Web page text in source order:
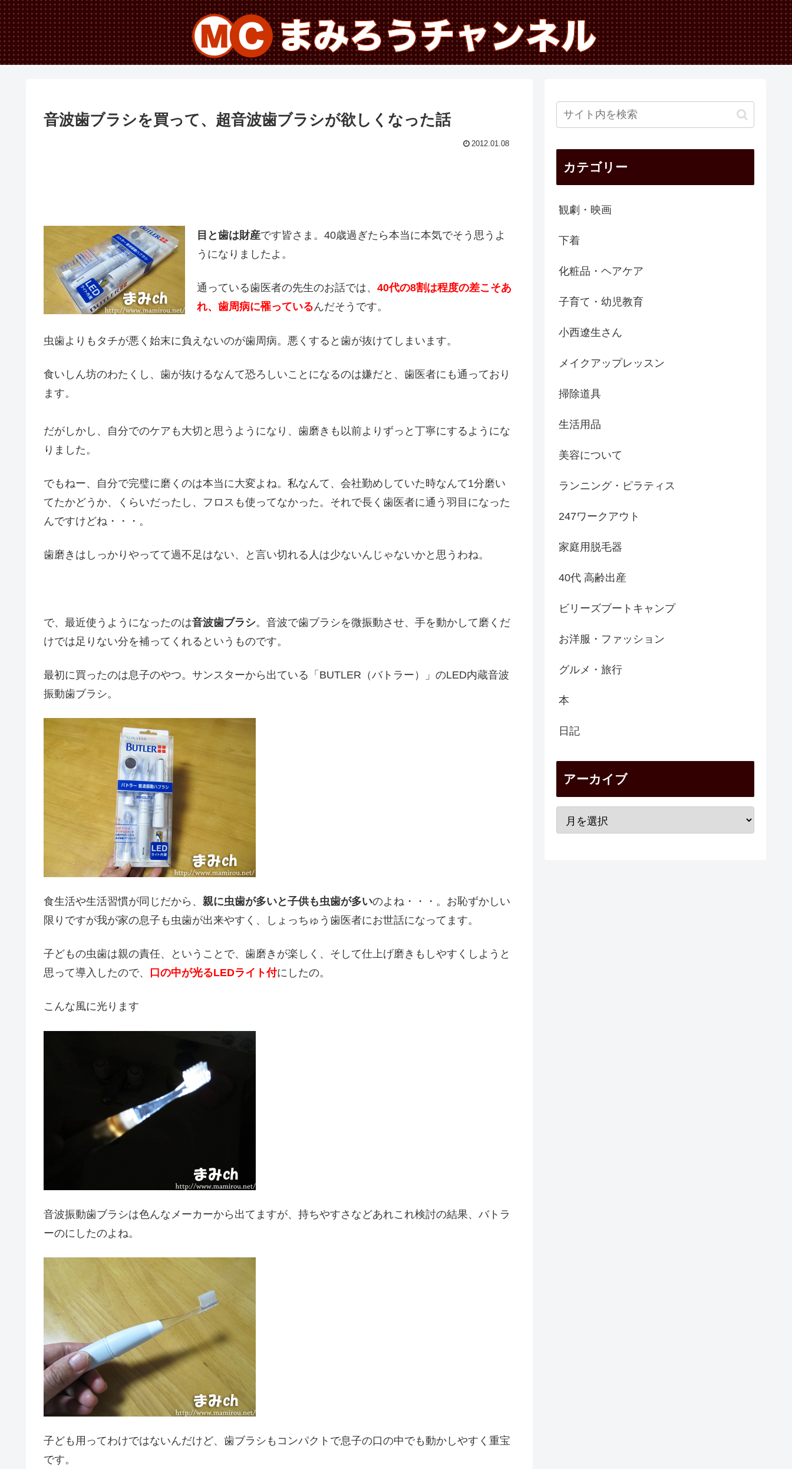
音波歯ブラシを買って、超音波歯ブラシが欲しくなった話
2012.01.08
目と歯は財産です皆さま。40歳過ぎたら本当に本気でそう思うよ
うになりましたよ。
通っている歯医者の先生のお話では、 40代の8割は程度の差こそあ
れ、歯周病に罹っているんだそうです。
虫歯よりもタチが悪く始末に負えないのが歯周病。悪くすると歯が抜けてしまいます。
食いしん坊のわたくし、歯が抜けるなんて恐ろしいことになるのは嫌だと、歯医者にも通っており
ます。
だがしかし、自分でのケアも大切と思うようになり、歯磨きも以前よりずっと丁寧にするようにな
りました。
でもねー、自分で完璧に磨くのは本当に大変よね。私なんて、会社勤めしていた時なんて1分磨い
てたかどうか、くらいだったし、フロスも使ってなかった。それで長く歯医者に通う羽目になった
んですけどね・・・。
歯磨きはしっかりやってて過不足はない、と言い切れる人は少ないんじゃないかと思うわね。
で、最近使うようになったのは音波歯ブラシ。音波で歯ブラシを微振動させ、手を動かして磨くだ
けでは足りない分を補ってくれるというものです。
最初に買ったのは息子のやつ。サンスターから出ている「BUTLER（バトラー）」のLED内蔵音波
振動歯ブラシ。
食生活や生活習慣が同じだから、 親に虫歯が多いと子供も虫歯が多いのよね・・・。お恥ずかしい
限りですが我が家の息子も虫歯が出来やすく、しょっちゅう歯医者にお世話になってます。
子どもの虫歯は親の責任、ということで、歯磨きが楽しく、そして仕上げ磨きもしやすくしようと
思って導入したので、
口の中が光るLEDライト付にしたの。
こんな風に光ります
音波振動歯ブラシは色んなメーカーから出てますが、持ちやすさなどあれこれ検討の結果、バトラ
ーのにしたのよね。
子ども用ってわけではないんだけど、歯ブラシもコンパクトで息子の口の中でも動かしやすく重宝
です。
カテゴリー
観劇・映画
下着
化粧品・ヘアケア
子育て・幼児教育
小西遼生さん
メイクアップレッスン
掃除道具
生活用品
美容について
ランニング・ピラティス
247ワークアウト
家庭用脱毛器
40代 高齢出産
ビリーズブートキャンプ
お洋服・ファッション
グルメ・旅行
本
日記
アーカイブ